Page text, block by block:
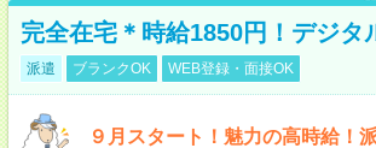
完全在宅＊時給1850円！デジタ
派遣 ブランクOK WEB登録・面接OK
９月スタート！魅力の高時給！